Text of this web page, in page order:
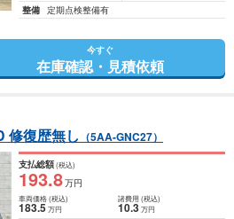
整備 定期点検整備有
今すぐ
在庫確認・見積依頼
修復歴無し （5AA-GNC27）
支払総額(税込)
193.8万円
車両価格(税込)
183.5万円
諸費用 (税込)
10.3 万円